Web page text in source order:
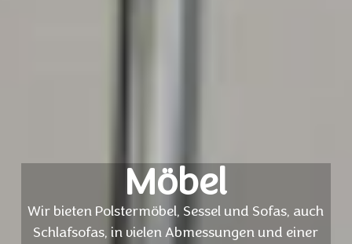
Möbel
Wir bieten Polstermöbel, Sessel und Sofas, auch
Schlafsofas, in vielen Abmessungen und einer